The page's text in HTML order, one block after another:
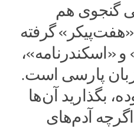
گنجوی هم
گرفته
«اسکندرنامه»،
پارسی است.
بگذارید آن‌ها
آدم‌های